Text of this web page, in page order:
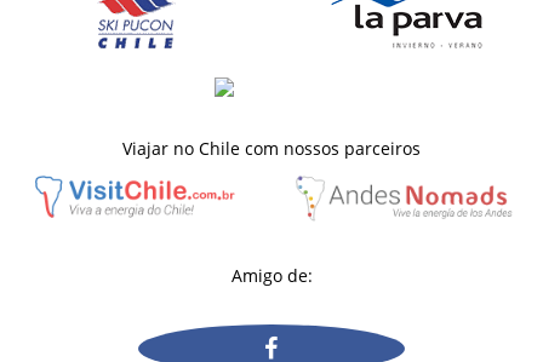
Viajar no Chile com nossos parceiros
Amigo de: